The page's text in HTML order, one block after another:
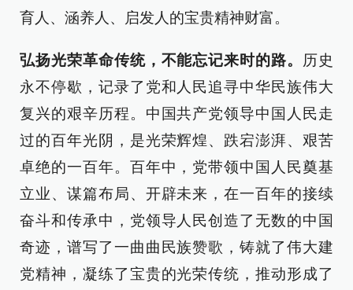
育人、涵养人、启发人的宝贵精神财富。
弘扬光荣革命传统，不能忘记来时的路。 历史
永不停歇，记录了党和人民追寻中华民族伟大
复兴的艰辛历程。中国共产党领导中国人民走
过的百年光阴，是光荣辉煌、跌宕澎湃、艰苦
卓绝的一百年。百年中，党带领中国人民奠基
立业、谋篇布局、开辟未来，在一百年的接续
奋斗和传承中，党领导人民创造了无数的中国
奇迹，谱写了一曲曲民族赞歌，铸就了伟大建
党精神，凝练了宝贵的光荣传统，推动形成了